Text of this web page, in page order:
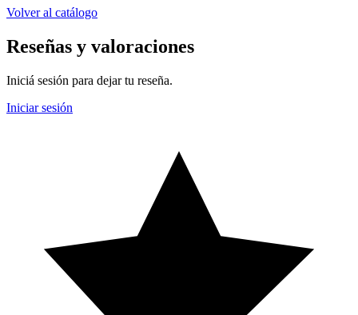
Volver al catálogo
Reseñas y valoraciones
Iniciá sesión para dejar tu reseña.
Iniciar sesión